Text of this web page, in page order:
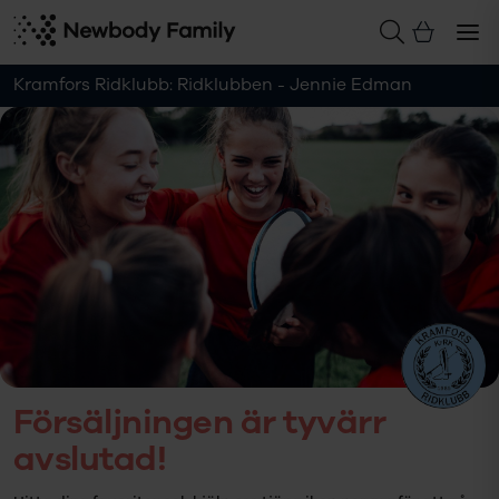
Kramfors Ridklubb: Ridklubben - Jennie Edman
Försäljningen är tyvärr
avslutad!